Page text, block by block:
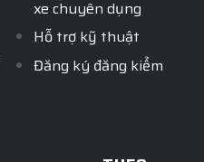
xe chuyên dụng
Hỗ trợ kỹ thuật
Đăng ký đăng kiểm